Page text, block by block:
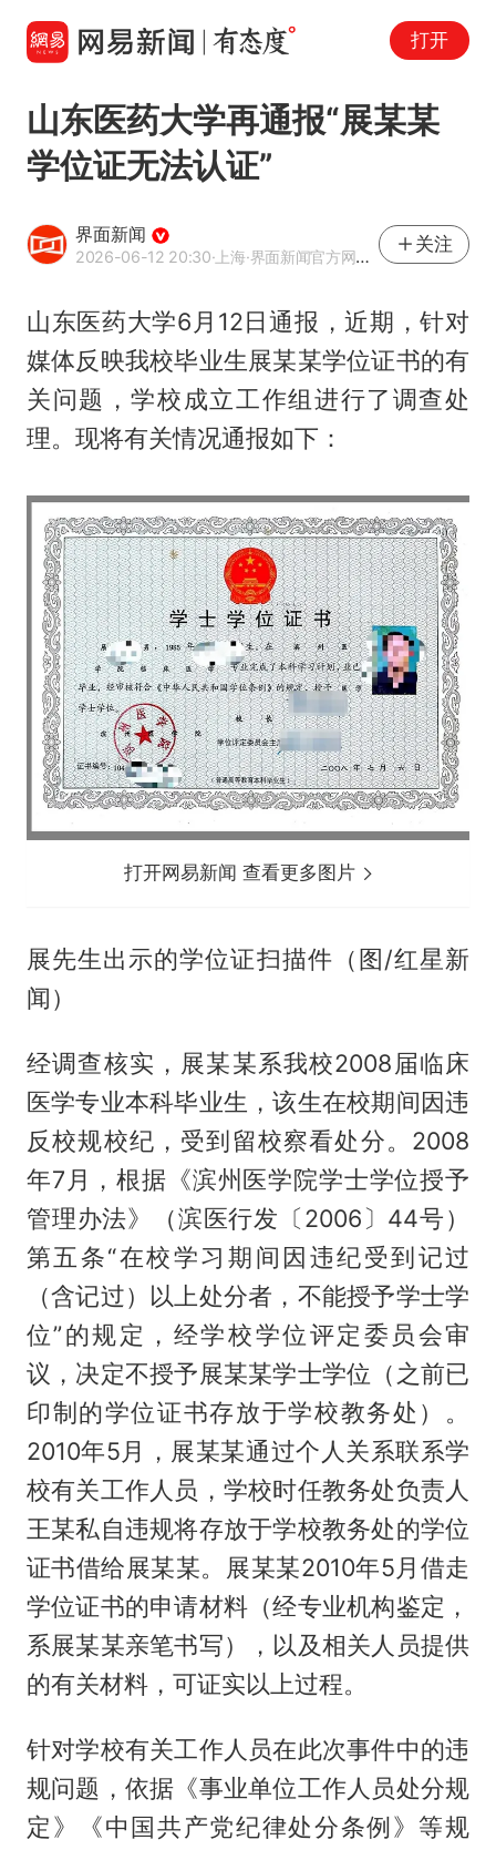
打开
山东医药大学再通报“展某某
学位证无法认证”
界面新闻
2026-06-12 20:30·上海·界面新闻官方网易号
关注
山东医药大学6月12日通报，近期，针对
媒体反映我校毕业生展某某学位证书的有
关问题，学校成立工作组进行了调查处
理。现将有关情况通报如下：
打开网易新闻 查看更多图片
展先生出示的学位证扫描件（图/红星新
闻）
经调查核实，展某某系我校2008届临床
医学专业本科毕业生，该生在校期间因违
反校规校纪，受到留校察看处分。2008
年7月，根据《滨州医学院学士学位授予
管理办法》（滨医行发〔2006〕44号）
第五条“在校学习期间因违纪受到记过
（含记过）以上处分者，不能授予学士学
位”的规定，经学校学位评定委员会审
议，决定不授予展某某学士学位（之前已
印制的学位证书存放于学校教务处）。
2010年5月，展某某通过个人关系联系学
校有关工作人员，学校时任教务处负责人
王某私自违规将存放于学校教务处的学位
证书借给展某某。展某某2010年5月借走
学位证书的申请材料（经专业机构鉴定，
系展某某亲笔书写），以及相关人员提供
的有关材料，可证实以上过程。
针对学校有关工作人员在此次事件中的违
规问题，依据《事业单位工作人员处分规
定》《中国共产党纪律处分条例》等规